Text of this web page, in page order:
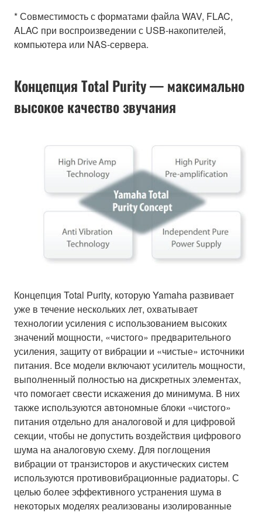
* Совместимость с форматами файла WAV, FLAC,
ALAC при воспроизведении с USB-накопителей,
компьютера или NAS-сервера.
Концепция Total Purity — максимально
высокое качество звучания
Концепция Total Purity, которую Yamaha развивает
уже в течение нескольких лет, охватывает
технологии усиления с использованием высоких
значений мощности, «чистого» предварительного
усиления, защиту от вибрации и «чистые» источники
питания. Все модели включают усилитель мощности,
выполненный полностью на дискретных элементах,
что помогает свести искажения до минимума. В них
также используются автономные блоки «чистого»
питания отдельно для аналоговой и для цифровой
секции, чтобы не допустить воздействия цифрового
шума на аналоговую схему. Для поглощения
вибрации от транзисторов и акустических систем
используются противовибрационные радиаторы. С
целью более эффективного устранения шума в
некоторых моделях реализованы изолированные